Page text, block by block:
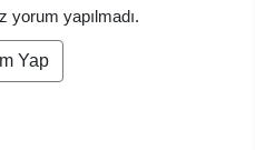
yorum yapılmadı.
Yap